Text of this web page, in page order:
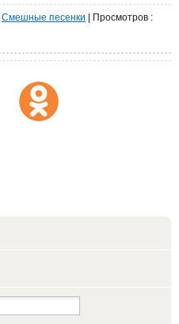
Cмешные песенки Просмотров :